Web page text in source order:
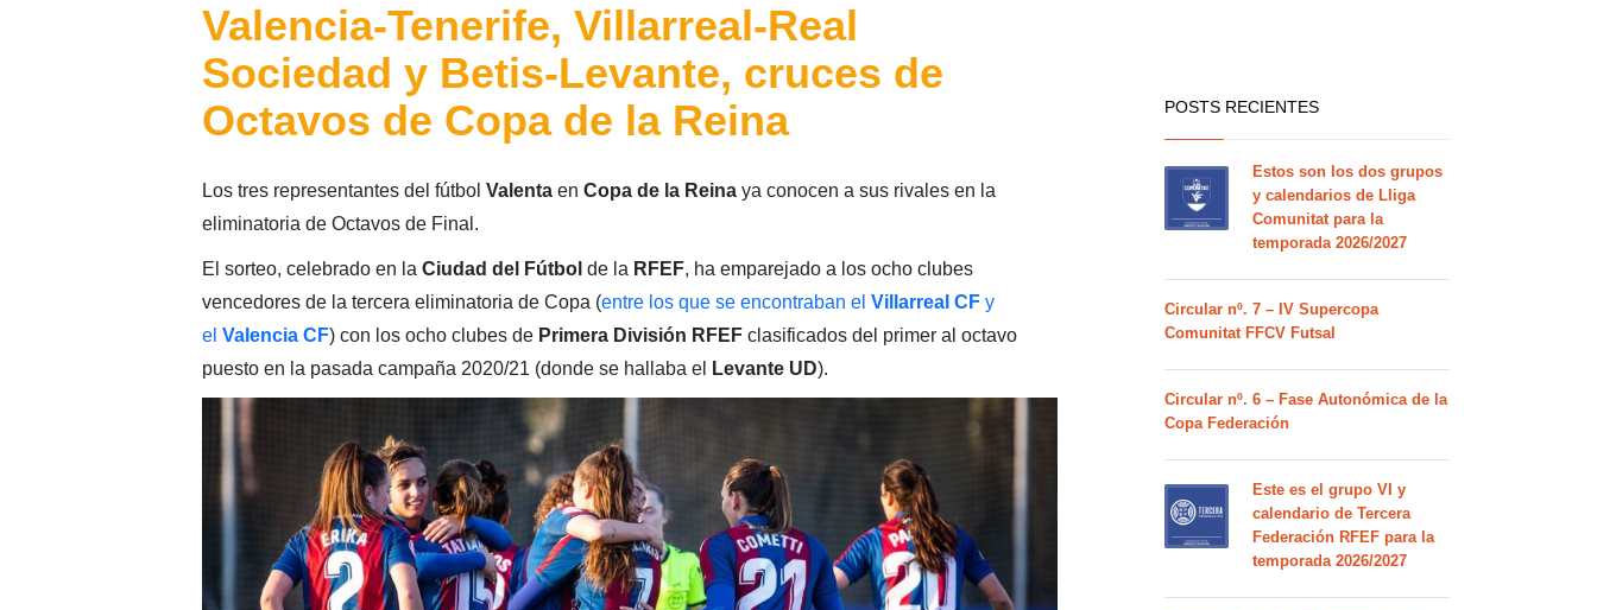
Valencia-Tenerife, Villarreal-Real
Sociedad y Betis-Levante, cruces de
Octavos de Copa de la Reina
Los tres representantes del fútbol Valenta en Copa de la Reinaya conocen a sus rivales en la
eliminatoria de Octavos de Final.
El sorteo, celebrado en la Ciudad del Fútbol de la RFEF, ha emparejado a los ocho clubes
vencedores de la tercera eliminatoria de Copa (entre los que se encontraban el Villarreal CFy
el Valencia CF) con los ocho clubes dePrimera División RFEFclasificados del primer al octavo
puesto en la pasada campaña 2020/21 (donde se hallaba el
Levante UD).
POSTS RECIENTES
Estos son los dos grupos
y calendarios de Lliga
Comunitat para la
temporada 2026/2027
Circular nº. 7 – IV Supercopa
Comunitat FFCV Futsal
Circular nº. 6 – Fase Autonómica de la
Copa Federación
Este es el grupo VI y
calendario de Tercera
Federación RFEF para la
temporada 2026/2027